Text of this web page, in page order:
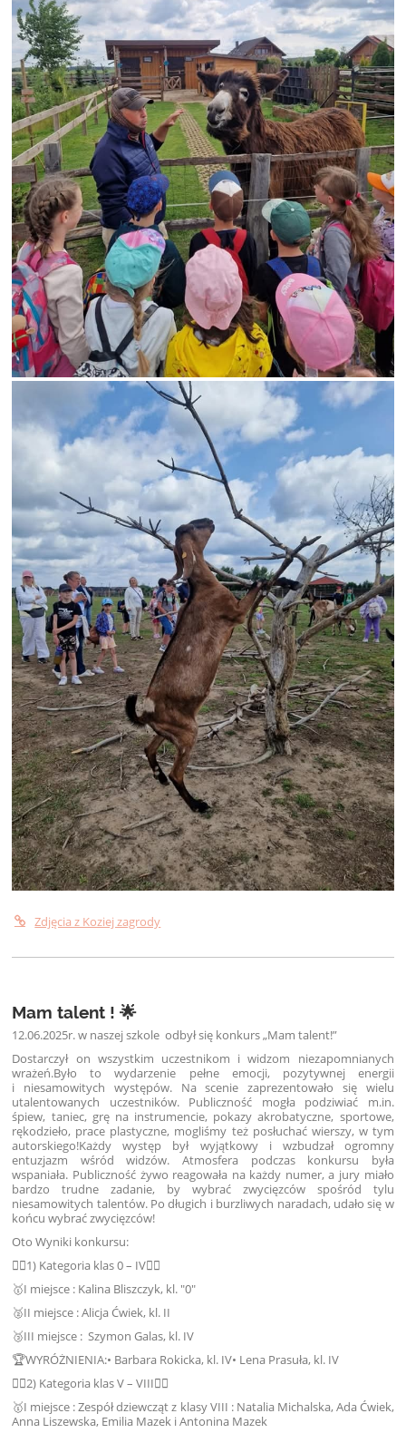
Zdjęcia z Koziej zagrody
Mam talent ! 🌟
12.06.2025r. w naszej szkole odbył się konkurs „Mam talent!”
Dostarczył on wszystkim uczestnikom i widzom niezapomnianych
wrażeń.Było to wydarzenie pełne emocji, pozytywnej energii
i niesamowitych występów. Na scenie zaprezentowało się wielu
utalentowanych uczestników. Publiczność mogła podziwiać m.in.
śpiew, taniec, grę na instrumencie, pokazy akrobatyczne, sportowe,
rękodzieło, prace plastyczne, mogliśmy też posłuchać wierszy, w tym
autorskiego!Każdy występ był wyjątkowy i wzbudzał ogromny
entuzjazm wśród widzów. Atmosfera podczas konkursu była
wspaniała. Publiczność żywo reagowała na każdy numer, a jury miało
bardzo trudne zadanie, by wybrać zwycięzców spośród tylu
niesamowitych talentów. Po długich i burzliwych naradach, udało się w
końcu wybrać zwycięzców!
Oto Wyniki konkursu:
👉🏻1) Kategoria klas 0 – IV👈🏻
🥇I miejsce : Kalina Bliszczyk, kl. "0"
🥈II miejsce : Alicja Ćwiek, kl. II
🥉III miejsce : Szymon Galas, kl. IV
🏆WYRÓŻNIENIA:• Barbara Rokicka, kl. IV• Lena Prasuła, kl. IV
👉🏻2) Kategoria klas V – VIII👈🏻
🥇I miejsce : Zespół dziewcząt z klasy VIII : Natalia Michalska, Ada Ćwiek,
Anna Liszewska, Emilia Mazek i Antonina Mazek